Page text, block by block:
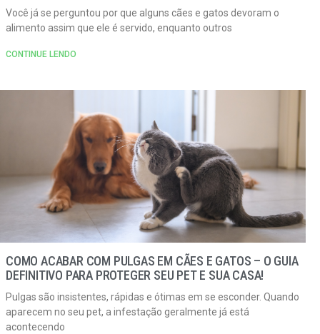
Você já se perguntou por que alguns cães e gatos devoram o
alimento assim que ele é servido, enquanto outros
CONTINUE LENDO
COMO ACABAR COM PULGAS EM CÃES E GATOS – O GUIA
DEFINITIVO PARA PROTEGER SEU PET E SUA CASA!
Pulgas são insistentes, rápidas e ótimas em se esconder. Quando
aparecem no seu pet, a infestação geralmente já está
acontecendo